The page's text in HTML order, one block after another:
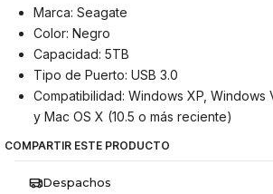
Marca: Seagate
Color: Negro
Capacidad: 5TB
Tipo de Puerto: USB 3.0
Compatibilidad: Windows XP, Windows
y Mac OS X (10.5 o más reciente)
COMPARTIR ESTE PRODUCTO
Despachos